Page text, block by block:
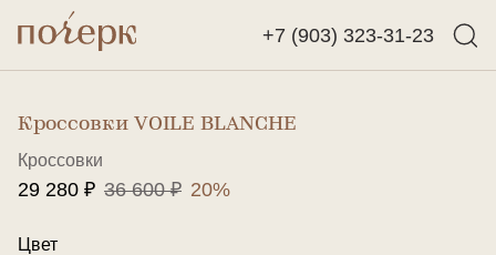
+7 (903) 323-31-23
Назад
Кроссовки VOILE BLANCHE
Кроссовки
29 280 ₽ 36 600 ₽ 20%
Цвет